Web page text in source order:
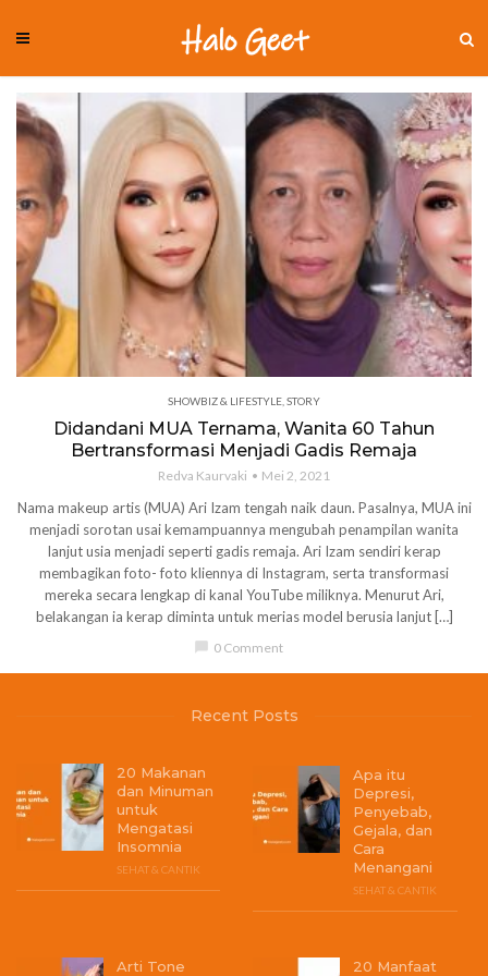
SHOWBIZ & LIFESTYLE STORY
Didandani MUA Ternama, Wanita 60 Tahun
Bertransformasi Menjadi Gadis Remaja
Redva Kaurvaki Mei 2, 2021
Nama makeup artis (MUA) Ari Izam tengah naik daun. Pasalnya, MUA ini
menjadi sorotan usai kemampuannya mengubah penampilan wanita
lanjut usia menjadi seperti gadis remaja. Ari Izam sendiri kerap
membagikan foto- foto kliennya di Instagram, serta transformasi
mereka secara lengkap di kanal YouTube miliknya. Menurut Ari,
belakangan ia kerap diminta untuk merias model berusia lanjut […]
chat_bubble 0 Comment
Recent Posts
20 Makanan
dan Minuman
untuk
Mengatasi
Insomnia
SEHAT & CANTIK
Apa itu
Depresi,
Penyebab,
Gejala, dan
Cara
Menangani
SEHAT & CANTIK
Arti Tone 20 Manfaat